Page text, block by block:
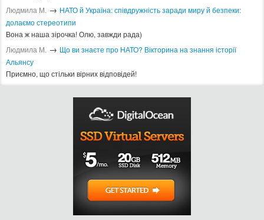
Людмила М. → ​НАТО й Україна: співдружність заради миру й безпеки:
долаємо стереотипи
Вона ж наша зірочка! Олю, завжди рада)
Людмила М. → Що ви знаєте про НАТО? Вікторина на знання історії
Альянсу ​
Приємно, що стільки вірних відповідей!